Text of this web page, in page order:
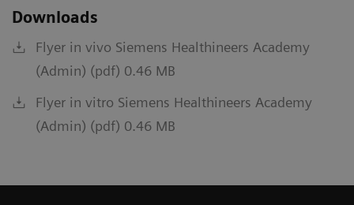
Downloads
Flyer in vivo Siemens Healthineers Academy
(Admin) (pdf) 0.46 MB
Flyer in vitro Siemens Healthineers Academy
(Admin) (pdf) 0.46 MB